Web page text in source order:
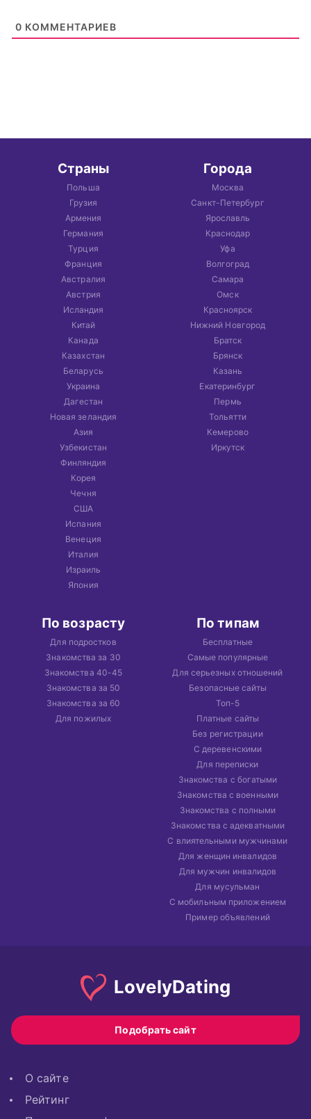
0 КОММЕНТАРИЕВ
Страны
Польша
Грузия
Армения
Германия
Турция
Франция
Австралия
Австрия
Исландия
Китай
Канада
Казахстан
Беларусь
Украина
Дагестан
Новая зеландия
Азия
Узбекистан
Финляндия
Корея
Чечня
США
Испания
Венеция
Италия
Израиль
Япония
Города
Москва
Санкт-Петербург
Ярославль
Краснодар
Уфа
Волгоград
Самара
Омск
Красноярск
Нижний Новгород
Братск
Брянск
Казань
Екатеринбург
Пермь
Тольятти
Кемерово
Иркутск
По возрасту
Для подростков
Знакомства за 30
Знакомства 40-45
Знакомства за 50
Знакомства за 60
Для пожилых
По типам
Бесплатные
Самые популярные
Для серьезных отношений
Безопасные сайты
Топ-5
Платные сайты
Без регистрации
С деревенскими
Для переписки
Знакомства с богатыми
Знакомства с военными
Знакомства с полными
Знакомства с адекватными
С влиятельными мужчинами
Для женщин инвалидов
Для мужчин инвалидов
Для мусульман
С мобильным приложением
Пример объявлений
LovelyDating
Подобрать сайт
О сайте
Рейтинг